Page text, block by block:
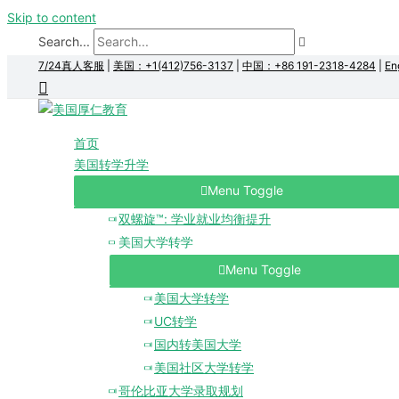
Skip to content
Search...
7/24真人客服 美国：+1(412)756-3137 中国：+86 191-2318-4284
首页
美国转学升学
Menu Toggle
双螺旋™: 学业就业均衡提升
美国大学转学
Menu Toggle
美国大学转学
UC转学
国内转美国大学
美国社区大学转学
哥伦比亚大学录取规划